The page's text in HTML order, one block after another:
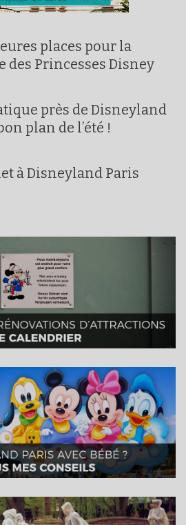
places pour la
des Princesses Disney
près de Disneyland
plan de l’été !
à Disneyland Paris